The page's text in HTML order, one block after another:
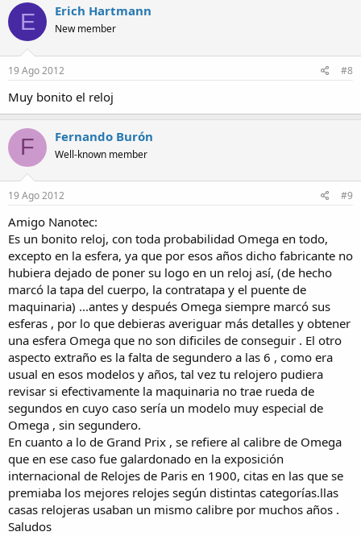
E Erich Hartmann
New member
19 Ago 2012 #8
Muy bonito el reloj
F Fernando Burón
Well-known member
19 Ago 2012 #9
Amigo Nanotec:
Es un bonito reloj, con toda probabilidad Omega en todo,
excepto en la esfera, ya que por esos años dicho fabricante no
hubiera dejado de poner su logo en un reloj así, (de hecho
marcó la tapa del cuerpo, la contratapa y el puente de
maquinaria) ...antes y después Omega siempre marcó sus
esferas , por lo que debieras averiguar más detalles y obtener
una esfera Omega que no son dificiles de conseguir . El otro
aspecto extraño es la falta de segundero a las 6 , como era
usual en esos modelos y años, tal vez tu relojero pudiera
revisar si efectivamente la maquinaria no trae rueda de
segundos en cuyo caso sería un modelo muy especial de
Omega , sin segundero.
En cuanto a lo de Grand Prix , se refiere al calibre de Omega
que en ese caso fue galardonado en la exposición
internacional de Relojes de Paris en 1900, citas en las que se
premiaba los mejores relojes según distintas categorías.llas
casas relojeras usaban un mismo calibre por muchos años .
Saludos